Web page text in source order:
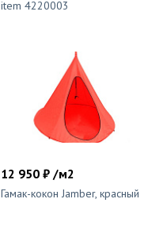
item 4220003
12 950 ₽ /м2
Гамак-кокон Jamber, красный